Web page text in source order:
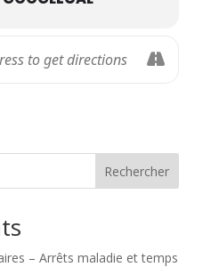
Rechercher
– Arrêts maladie et temps